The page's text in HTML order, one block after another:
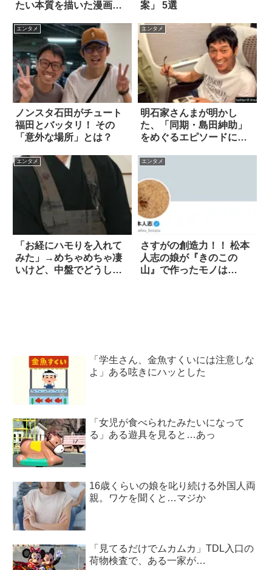
たい本質を描いた漫画が
案」 5選
エンタメ
ノンスタ石田がチュート
福田とバッタリ！ その
「意外な場所」とは？
エンタメ
明石家さんまが明かし
た、「同期・島田紳助」
をめぐるエピソードに心
エンタメ
「お経にハモりを入れて
みた」→めちゃめちゃ凄
いけど、中盤でどうして
エンタメ
さすがの創造力！！ 松本
人志の娘が『きのこの
山』で作ったモノは…
「学生さん、金魚すくいには注意しな
よ」ある呟きにハッとした
「女児が食べられたみたいになって
る」ある遊具を見ると…あっ
16歳くらいの娘を叱り続ける外国人両
親。ワケを聞くと…マジか
「見てるだけでムカムカ」TDL入口の
荷物検査で、ある一家が…